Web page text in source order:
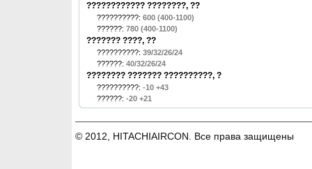
???????????? ????????, ??
??????????: 600 (400-1100)
??????: 780 (400-1100)
??????? ????, ??
??????????: 39/32/26/24
??????: 40/32/26/24
???????? ??????? ??????????, ?
??????????: -10 +43
??????: -20 +21
© 2012, HITACHIAIRCON. Все права защищены